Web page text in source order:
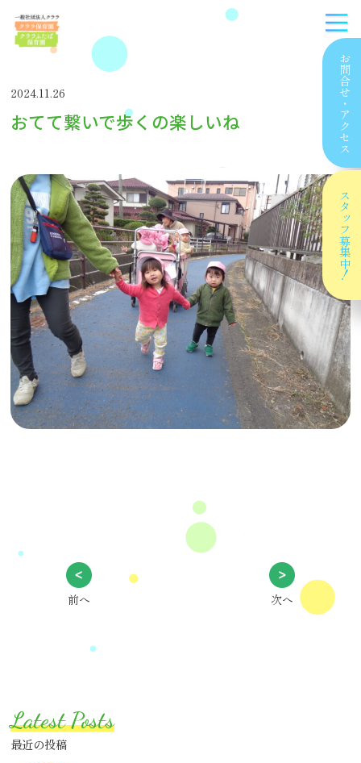
お問合せ
・
アクセス
スタッフ
募集中！
2024.11.26
おてて繋いで歩くの楽しいね
前へ 次へ
Latest Posts
最近の投稿